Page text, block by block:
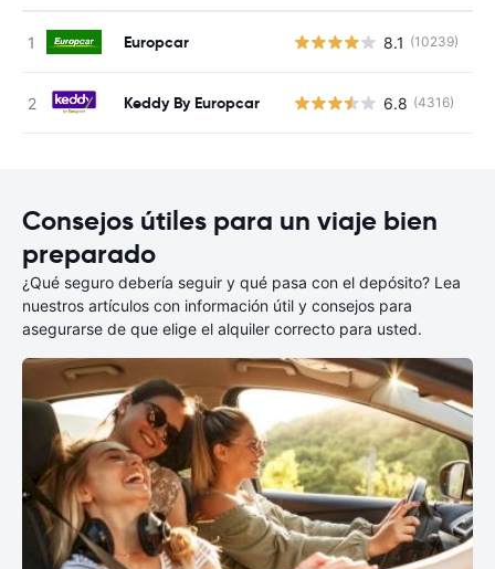
Europcar 8.1 (10239)
Keddy By Europcar 6.8 (4316)
Consejos útiles para un viaje bien
preparado
¿Qué seguro debería seguir y qué pasa con el depósito? Lea
nuestros artículos con información útil y consejos para
asegurarse de que elige el alquiler correcto para usted.